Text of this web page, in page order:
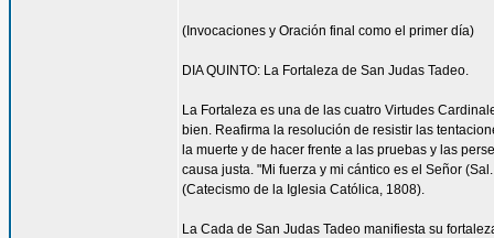
(Invocaciones y Oración final como el primer día)
DIA QUINTO: La Fortaleza de San Judas Tadeo.
La Fortaleza es una de las cuatro Virtudes
bien. Reafirma la resolución de resistir las
la muerte y de hacer frente a las pruebas y las
causa justa. "Mi fuerza y mi cántico es el Señor
(Catecismo de la Iglesia Católica, 1808).
La Cada de San Judas Tadeo manifiesta su